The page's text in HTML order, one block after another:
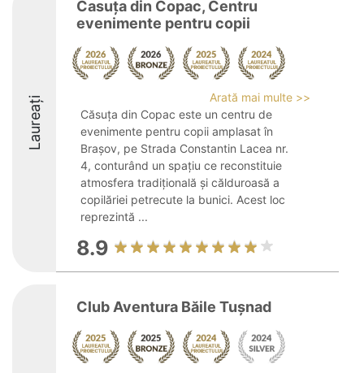
Laureați
Casuța din Copac, Centru
evenimente pentru copii
Arată mai multe >>
Căsuța din Copac este un centru de
evenimente pentru copii amplasat în
Brașov, pe Strada Constantin Lacea nr.
4, conturând un spațiu ce reconstituie
atmosfera tradițională și călduroasă a
copilăriei petrecute la bunici. Acest loc
reprezintă ...
8.9
Club Aventura Băile Tușnad